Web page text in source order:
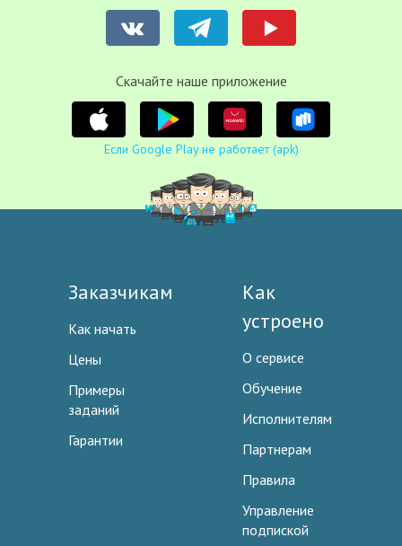
Cкачайте наше приложение
Если Google Play не работает (apk)
Заказчикам
Как начать
Цены
Примеры
заданий
Гарантии
Как
устроено
О сервисе
Обучение
Исполнителям
Партнерам
Правила
Управление
подпиской